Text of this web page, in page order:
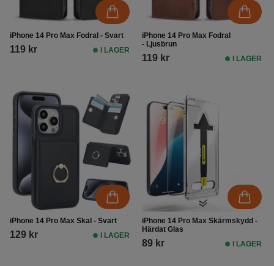
iPhone 14 Pro Max Fodral - Svart
119 kr I LAGER
iPhone 14 Pro Max Fodral
- Ljusbrun
119 kr I LAGER
iPhone 14 Pro Max Skal - Svart
129 kr I LAGER
iPhone 14 Pro Max Skärmskydd -
Härdat Glas
89 kr I LAGER